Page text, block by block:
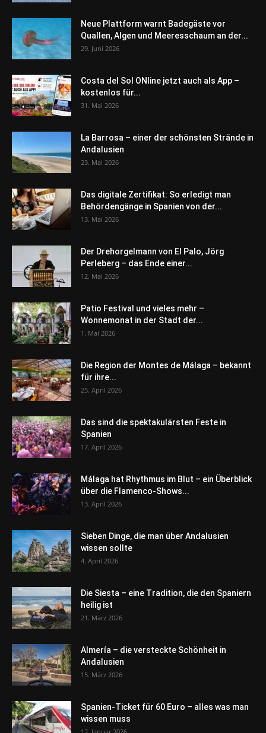
Neue Plattform warnt Badegäste vor
Quallen, Algen und Meeresschaum an der...
29. Juni 2026
Costa del Sol ONline jetzt auch als App –
kostenlos für...
31. Mai 2026
La Barrosa – einer der schönsten Strände in
Andalusien
23. Mai 2026
Das digitale Zertifikat: So erledigt man
Behördengänge in Spanien von der...
13. Mai 2026
Der Drehorgelmann von El Palo, Jörg
Perleberg – das Ende einer...
12. Mai 2026
Patio Festival und vieles mehr –
Wonnemonat in der Stadt der...
1. Mai 2026
Die Region der Montes de Málaga – bekannt
für ihre...
25. April 2026
Das sind die spektakulärsten Feste in
Spanien
17. April 2026
Málaga hat Rhythmus im Blut – ein Überblick
über die Flamenco-Shows...
13. April 2026
Sieben Dinge, die man über Andalusien
wissen sollte
4. April 2026
Die Siesta – eine Tradition, die den Spaniern
heilig ist
21. März 2026
Almería – die versteckte Schönheit in
Andalusien
15. März 2026
Spanien-Ticket für 60 Euro – alles was man
wissen muss